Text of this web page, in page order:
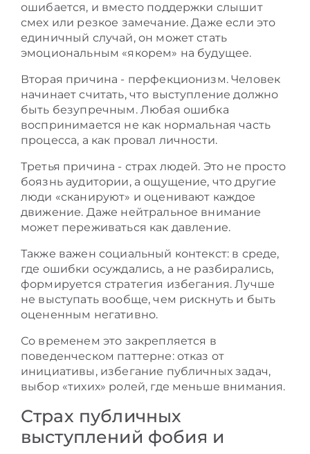
ошибается, и вместо поддержки слышит
смех или резкое замечание. Даже если это
единичный случай, он может стать
эмоциональным «якорем» на будущее.
Вторая причина - перфекционизм. Человек
начинает считать, что выступление должно
быть безупречным. Любая ошибка
воспринимается не как нормальная часть
процесса, а как провал личности.
Третья причина - страх людей. Это не просто
боязнь аудитории, а ощущение, что другие
люди «сканируют» и оценивают каждое
движение. Даже нейтральное внимание
может переживаться как давление.
Также важен социальный контекст: в среде,
где ошибки осуждались, а не разбирались,
формируется стратегия избегания. Лучше
не выступать вообще, чем рискнуть и быть
оцененным негативно.
Со временем это закрепляется в
поведенческом паттерне: отказ от
инициативы, избегание публичных задач,
выбор «тихих» ролей, где меньше внимания.
Страх публичных
выступлений фобия и